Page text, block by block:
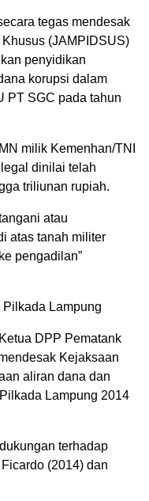
tegas mendesak
(JAMPIDSUS)
penyidikan
korupsi dalam
PT SGC pada tahun
milik Kemenhan/TNI
dinilai telah
triliunan rupiah.
atau
atas tanah militer
pengadilan”
Pilkada Lampung
DPP Pematank
Kejaksaan
aliran dana dan
Lampung 2014
terhadap
(2014) dan